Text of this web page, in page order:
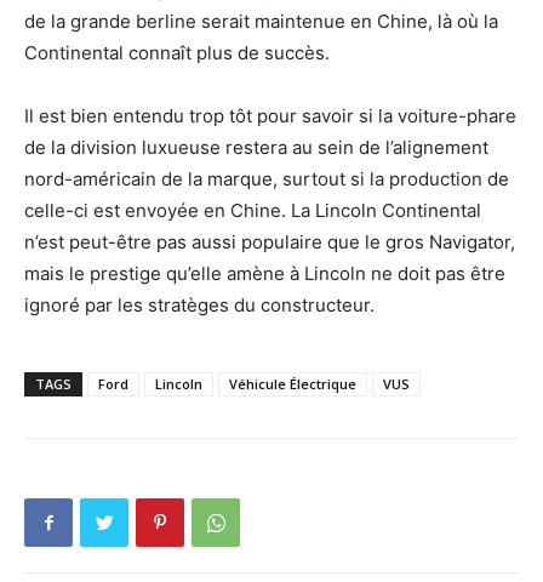
de la grande berline serait maintenue en Chine, là où la
Continental connaît plus de succès.
Il est bien entendu trop tôt pour savoir si la voiture-phare
de la division luxueuse restera au sein de l’alignement
nord-américain de la marque, surtout si la production de
celle-ci est envoyée en Chine. La Lincoln Continental
n’est peut-être pas aussi populaire que le gros Navigator,
mais le prestige qu’elle amène à Lincoln ne doit pas être
ignoré par les stratèges du constructeur.
TAGS Ford Lincoln Véhicule Électrique VUS